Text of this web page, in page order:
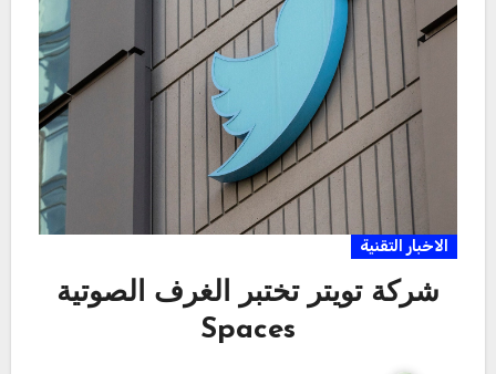
الاخبار التقنية
شركة تويتر تختبر الغرف الصوتية
Spaces